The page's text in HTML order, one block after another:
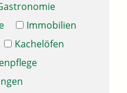
Immobilien
Kachelöfen